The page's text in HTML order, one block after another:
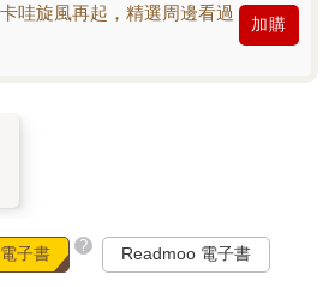
哇旋風再起，精選周邊看過
加購
子書 ? Readmoo 電子書